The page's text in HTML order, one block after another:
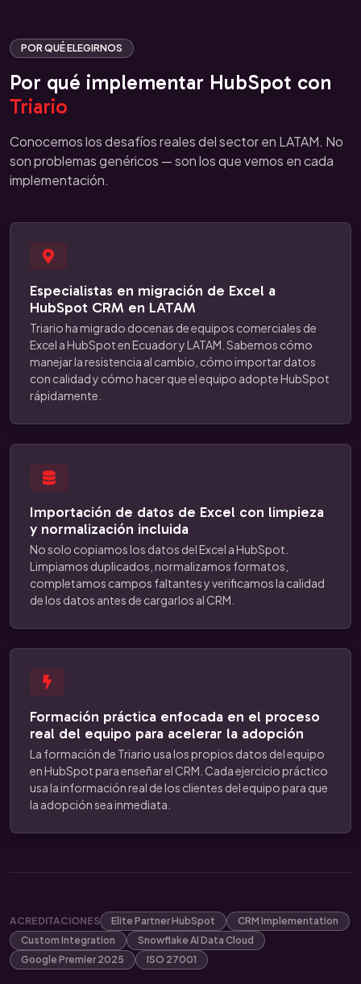
POR QUÉ ELEGIRNOS
Por qué implementar HubSpot con
Triario
Conocemos los desafíos reales del sector en LATAM. No
son problemas genéricos — son los que vemos en cada
implementación.
Especialistas en migración de Excel a
HubSpot CRM en LATAM
Triario ha migrado docenas de equipos comerciales de
Excel a HubSpot en Ecuador y LATAM. Sabemos cómo
manejar la resistencia al cambio, cómo importar datos
con calidad y cómo hacer que el equipo adopte HubSpot
rápidamente.
Importación de datos de Excel con limpieza
y normalización incluida
No solo copiamos los datos del Excel a HubSpot.
Limpiamos duplicados, normalizamos formatos,
completamos campos faltantes y verificamos la calidad
de los datos antes de cargarlos al CRM.
Formación práctica enfocada en el proceso
real del equipo para acelerar la adopción
La formación de Triario usa los propios datos del equipo
en HubSpot para enseñar el CRM. Cada ejercicio práctico
usa la información real de los clientes del equipo para que
la adopción sea inmediata.
ACREDITACIONES Elite Partner HubSpot
CRM Implementation
Custom Integration
Snowflake AI Data Cloud
Google Premier 2025
ISO 27001